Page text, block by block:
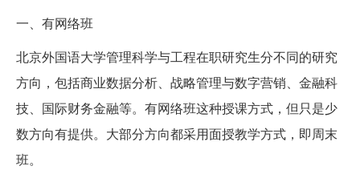
一、有网络班
北京外国语大学管理科学与工程在职研究生分不同的研究
方向，包括商业数据分析、战略管理与数字营销、金融科
技、国际财务金融等。有网络班这种授课方式，但只是少
数方向有提供。大部分方向都采用面授教学方式，即周末
班。